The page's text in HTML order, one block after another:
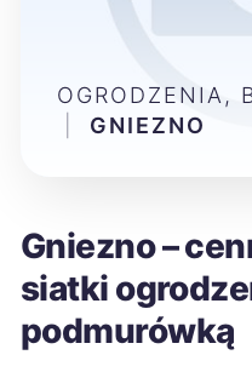
Gniezno –
siatki
podmurówką
OGRODZENIA,
GNIEZNO